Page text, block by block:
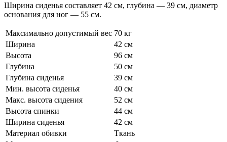
Ширина сиденья составляет 42 см, глубина — 39 см, диаметр
основания для ног — 55 см.
Максимально допустимый вес 70 кг
Ширина
42 см
Высота
96 см
Глубина
50 см
Глубина сиденья
39 см
Мин. высота сиденья
40 см
Макс. высота сидения
52 см
Высота спинки
44 см
Ширина сиденья
42 см
Материал обивки
Ткань